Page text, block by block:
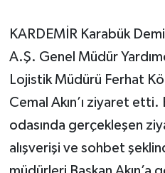
KARDEMİR Karabük
A.Ş. Genel Müdür
Lojistik Müdürü Ferhat
Cemal Akın’ı ziyaret etti.
odasında gerçekleşen
alışverişi ve sohbet